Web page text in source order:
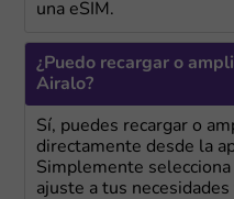
una eSIM.
¿Puedo recargar o
Airalo?
Sí, puedes recargar o
directamente desde la
Simplemente
ajuste a tus